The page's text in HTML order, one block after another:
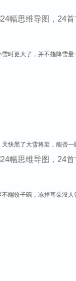
时更大了，并不指降雪量
快黑了大雪将至，能否
端饺子碗，冻掉耳朵没人